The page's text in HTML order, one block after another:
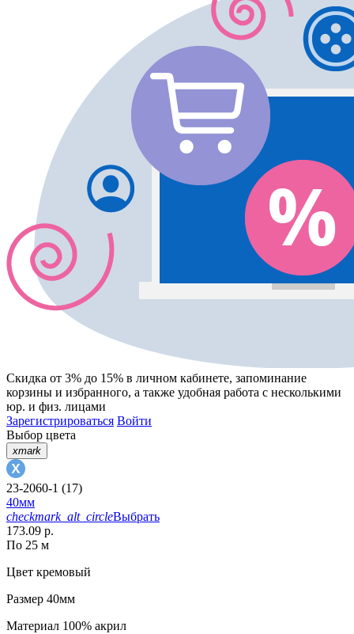
Скидка от 3% до 15% в личном кабинете, запоминание
корзины и избранного, а также удобная работа с несколькими
юр. и физ. лицами
Зарегистрироваться Войти
Выбор цвета
xmark
23-2060-1 (17)
40мм
checkmark_alt_circleВыбрать
173.09 р.
По 25 м
Цвет кремовый
Размер 40мм
Материал 100% акрил